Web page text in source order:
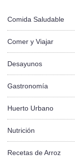
Comida Saludable
Comer y Viajar
Desayunos
Gastronomía
Huerto Urbano
Nutrición
Recetas de Arroz